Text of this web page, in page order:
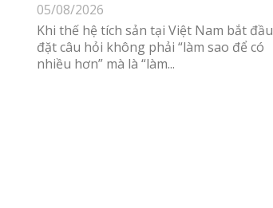
05/08/2026
Khi thế hệ tích sản tại Việt Nam bắt đầu
đặt câu hỏi không phải “làm sao để có
nhiều hơn” mà là “làm...